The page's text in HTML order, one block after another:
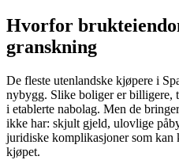
Hvorfor
granskning
De fleste utenlandske kjøpere i
nybygg. Slike boliger er billigere,
i etablerte nabolag. Men de
ikke har: skjult gjeld, ulovlige
juridiske komplikasjoner som kan
kjøpet.